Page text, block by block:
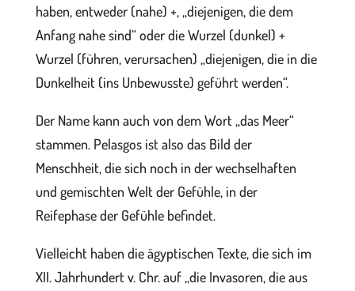
haben, entweder (nahe) +, „diejenigen, die dem
Anfang nahe sind“ oder die Wurzel (dunkel) +
Wurzel (führen, verursachen) „diejenigen, die in die
Dunkelheit (ins Unbewusste) geführt werden“.
Der Name kann auch von dem Wort „das Meer“
stammen. Pelasgos ist also das Bild der
Menschheit, die sich noch in der wechselhaften
und gemischten Welt der Gefühle, in der
Reifephase der Gefühle befindet.
Vielleicht haben die ägyptischen Texte, die sich im
XII. Jahrhundert v. Chr. auf „die Invasoren, die aus